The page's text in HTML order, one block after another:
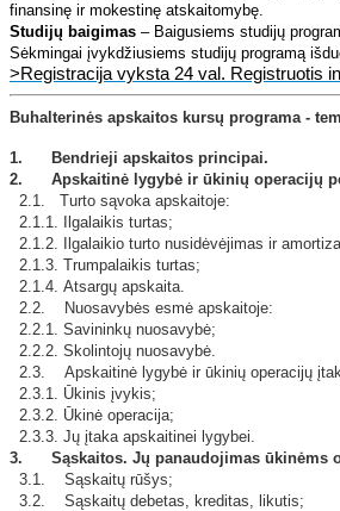
finansinę ir mokestinę atskaitomybę.
Studijų baigimas – Baigusiems studijų
Sėkmingai įvykdžiusiems studijų programą
>Registracija vyksta 24 val. Registruotis
Buhalterinės apskaitos kursų programa -
1. Bendrieji apskaitos principai.
2. Apskaitinė lygybė ir ūkinių operacijų
2.1. Turto sąvoka apskaitoje:
2.1.1. Ilgalaikis turtas;
2.1.2. Ilgalaikio turto nusidėvėjimas ir
2.1.3. Trumpalaikis turtas;
2.1.4. Atsargų apskaita.
2.2. Nuosavybės esmė apskaitoje:
2.2.1. Savininkų nuosavybė;
2.2.2. Skolintojų nuosavybė.
2.3. Apskaitinė lygybė ir ūkinių operacijų
2.3.1. Ūkinis įvykis;
2.3.2. Ūkinė operacija;
2.3.3. Jų įtaka apskaitinei lygybei.
3.
Sąskaitos. Jų panaudojimas ūkinėms
3.1. Sąskaitų rūšys;
3.2. Sąskaitų debetas, kreditas, likutis;